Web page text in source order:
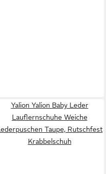
Yalion Yalion Baby Leder
Lauflernschuhe Weiche
Taupe, Rutschfest
Krabbelschuh